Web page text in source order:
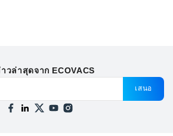
วล่าสุดจาก ECOVACS
เสนอ